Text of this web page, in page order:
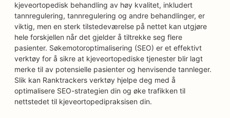
kjeveortopedisk behandling av høy kvalitet, inkludert
tannregulering, tannregulering og andre behandlinger, er
viktig, men en sterk tilstedeværelse på nettet kan utgjøre
hele forskjellen når det gjelder å tiltrekke seg flere
pasienter. Søkemotoroptimalisering (SEO) er et effektivt
verktøy for å sikre at kjeveortopediske tjenester blir lagt
merke til av potensielle pasienter og henvisende tannleger.
Slik kan Ranktrackers verktøy hjelpe deg med å
optimalisere SEO-strategien din og øke trafikken til
nettstedet til kjeveortopedipraksisen din.